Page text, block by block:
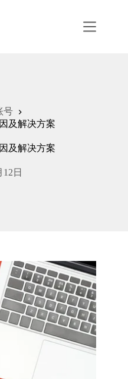
号
及解决方案
及解决方案
12日